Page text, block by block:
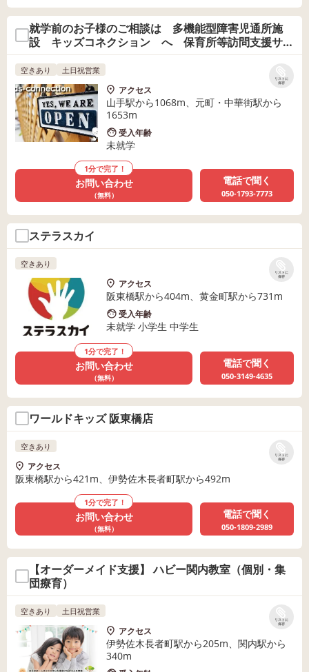
就学前のお子様のご相談は 多機能型障害児通所施
設 キッズコネクション へ 保育所等訪問支援サー
ビスもご利用いただけます
リストに
保存
空きあり 土日祝営業
アクセス
山手駅から1068m、元町・中華街駅から
1653m
受入年齢
未就学
1分で完了！
お問い合わせ
（無料）
電話で聞く
050-1793-7773
ステラスカイ
リストに
保存
空きあり
アクセス
阪東橋駅から404m、黄金町駅から731m
受入年齢
未就学 小学生 中学生
1分で完了！
お問い合わせ
（無料）
電話で聞く
050-3149-4635
ワールドキッズ 阪東橋店
リストに
保存
空きあり
アクセス
阪東橋駅から421m、伊勢佐木長者町駅から492m
1分で完了！
お問い合わせ
（無料）
電話で聞く
050-1809-2989
【オーダーメイド支援】 ハビー関内教室（個別・集
団療育）
リストに
保存
空きあり 土日祝営業
アクセス
伊勢佐木長者町駅から205m、関内駅から
340m